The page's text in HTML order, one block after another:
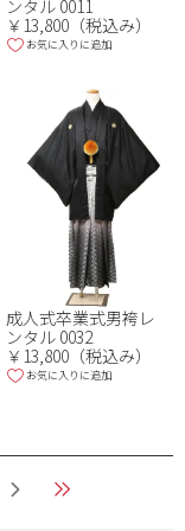
ンタル 0011
￥13,800（税込み）
お気に入りに追加
成人式卒業式男袴レ
ンタル 0032
￥13,800（税込み）
お気に入りに追加